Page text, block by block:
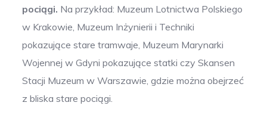
pociągi. Na przykład: Muzeum Lotnictwa Polskiego
w Krakowie, Muzeum Inżynierii i Techniki
pokazujące stare tramwaje, Muzeum Marynarki
Wojennej w Gdyni pokazujące statki czy Skansen
Stacji Muzeum w Warszawie, gdzie można obejrzeć
z bliska stare pociągi.